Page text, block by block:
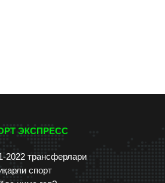
ЭКСПРЕСС
2022 трансферлари
спорт